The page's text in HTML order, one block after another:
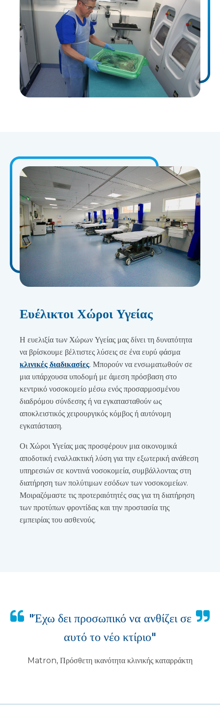
Ευέλικτοι Χώροι Υγείας
Η ευελιξία των Χώρων Υγείας μας δίνει τη δυνατότητα
να βρίσκουμε βέλτιστες λύσεις σε ένα ευρύ φάσμα
κλινικές διαδικασίες. Μπορούν να ενσωματωθούν σε
μια υπάρχουσα υποδομή με άμεση πρόσβαση στο
κεντρικό νοσοκομείο μέσω ενός προσαρμοσμένου
διαδρόμου σύνδεσης ή να εγκατασταθούν ως
αποκλειστικός χειρουργικός κόμβος ή αυτόνομη
εγκατάσταση.
Οι Χώροι Υγείας μας προσφέρουν μια οικονομικά
αποδοτική εναλλακτική λύση για την εξωτερική ανάθεση
υπηρεσιών σε κοντινά νοσοκομεία, συμβάλλοντας στη
διατήρηση των πολύτιμων εσόδων των νοσοκομείων.
Μοιραζόμαστε τις προτεραιότητές σας για τη διατήρηση
των προτύπων φροντίδας και την προστασία της
εμπειρίας του ασθενούς.
"Έχω δει προσωπικό να ανθίζει σε
αυτό το νέο κτίριο"
Matron, Πρόσθετη ικανότητα κλινικής καταρράκτη